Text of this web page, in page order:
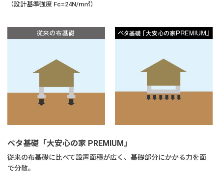
（設計基準強度 Fc=24N/m㎡）
ベタ基礎「大安心の家 PREMIUM」
従来の布基礎に比べて設置面積が広く、基礎部分にかかる力を面
で分散。